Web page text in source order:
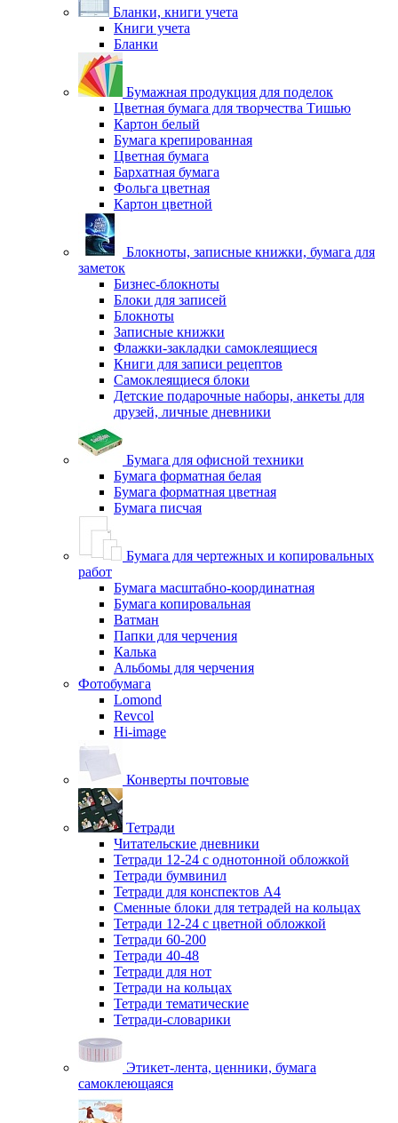
Бланки, книги учета
Книги учета
Бланки
Бумажная продукция для поделок
Цветная бумага для творчества Тишью
Картон белый
Бумага крепированная
Цветная бумага
Бархатная бумага
Фольга цветная
Картон цветной
Блокноты, записные книжки, бумага для
заметок
Бизнес-блокноты
Блоки для записей
Блокноты
Записные книжки
Флажки-закладки самоклеящиеся
Книги для записи рецептов
Самоклеящиеся блоки
Детские подарочные наборы, анкеты для
друзей, личные дневники
Бумага для офисной техники
Бумага форматная белая
Бумага форматная цветная
Бумага писчая
Бумага для чертежных и копировальных
работ
Бумага масштабно-координатная
Бумага копировальная
Ватман
Папки для черчения
Калька
Альбомы для черчения
Фотобумага
Lomond
Revcol
Hi-image
Конверты почтовые
Тетради
Читательские дневники
Тетради 12-24 с однотонной обложкой
Тетради бумвинил
Тетради для конспектов А4
Сменные блоки для тетрадей на кольцах
Тетради 12-24 с цветной обложкой
Тетради 60-200
Тетради 40-48
Тетради для нот
Тетради на кольцах
Тетради тематические
Тетради-словарики
Этикет-лента, ценники, бумага
самоклеющаяся